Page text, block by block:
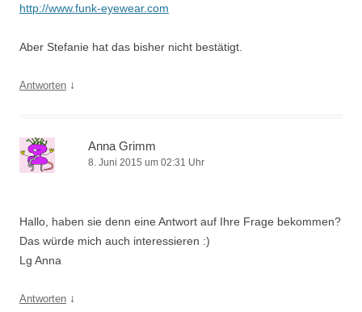
http://www.funk-eyewear.com
Aber Stefanie hat das bisher nicht bestätigt.
Antworten ↓
Anna Grimm
8. Juni 2015 um 02:31 Uhr
Hallo, haben sie denn eine Antwort auf Ihre Frage bekommen?
Das würde mich auch interessieren :)
Lg Anna
Antworten ↓